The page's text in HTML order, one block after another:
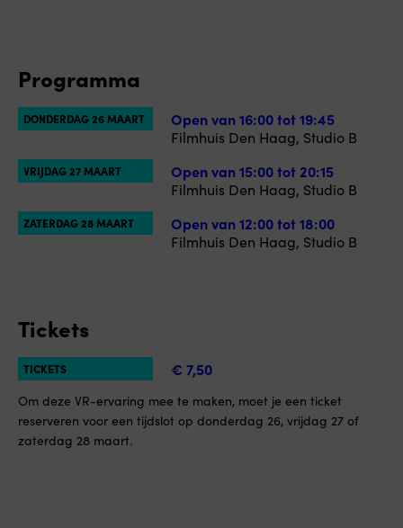
Programma
DONDERDAG 26 MAART
Open van 16:00 tot 19:45
Filmhuis Den Haag, Studio B
VRIJDAG 27 MAART
Open van 15:00 tot 20:15
Filmhuis Den Haag, Studio B
ZATERDAG 28 MAART
Open van 12:00 tot 18:00
Filmhuis Den Haag, Studio B
Tickets
TICKETS € 7,50
Om deze VR-ervaring mee te maken, moet je een ticket
reserveren voor een tijdslot op donderdag 26, vrijdag 27 of
zaterdag 28 maart.